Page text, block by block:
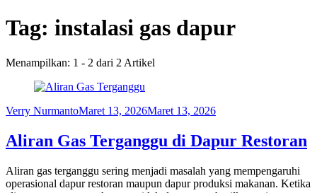
Tag: instalasi gas dapur
Menampilkan: 1 - 2 dari 2 Artikel
Verry NurmantoMaret 13, 2026Maret 13, 2026
Aliran Gas Terganggu di Dapur Restoran
Aliran gas terganggu sering menjadi masalah yang mempengaruhi
operasional dapur restoran maupun dapur produksi makanan. Ketika